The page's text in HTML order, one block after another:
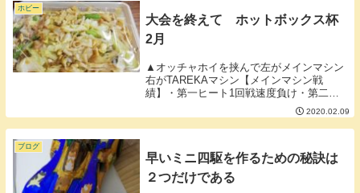
ホビー
大会を終えて ホットボックス杯
2月
▲オッチャホイを挟んで左がメインマシン
右がTAREKAマシン【メインマシン戦
績】・第一ヒート1回戦速度負け・第二ヒ
ート1回戦コースアウト負け・第三ヒート
準決勝速度負け■速度でも勝負できるよう
になってきた以前のマシンでは「完走する
2020.02.09
ブログ
早いミニ四駆を作るための秘訣は
２つだけである